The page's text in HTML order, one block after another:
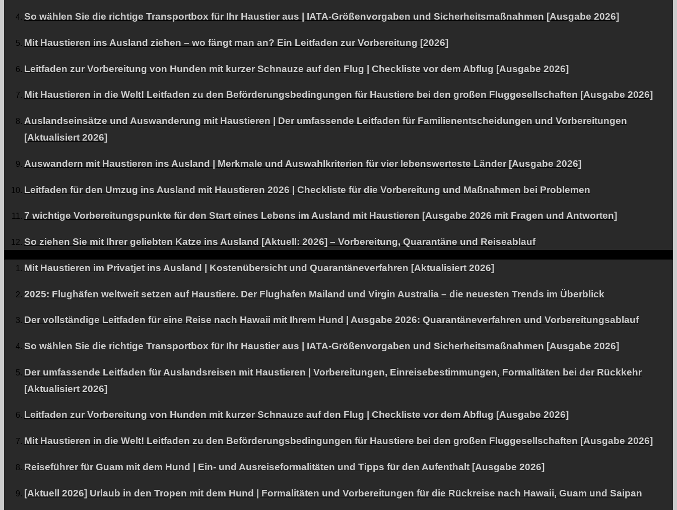
So wählen Sie die richtige Transportbox für Ihr Haustier aus | IATA-Größenvorgaben und Sicherheitsmaßnahmen [Ausgabe 2026]
Mit Haustieren ins Ausland ziehen – wo fängt man an? Ein Leitfaden zur Vorbereitung [2026]
Leitfaden zur Vorbereitung von Hunden mit kurzer Schnauze auf den Flug | Checkliste vor dem Abflug [Ausgabe 2026]
Mit Haustieren in die Welt! Leitfaden zu den Beförderungsbedingungen für Haustiere bei den großen Fluggesellschaften [Ausgabe 2026]
Auslandseinsätze und Auswanderung mit Haustieren | Der umfassende Leitfaden für Familienentscheidungen und Vorbereitungen
[Aktualisiert 2026]
Auswandern mit Haustieren ins Ausland | Merkmale und Auswahlkriterien für vier lebenswerteste Länder [Ausgabe 2026]
Leitfaden für den Umzug ins Ausland mit Haustieren 2026 | Checkliste für die Vorbereitung und Maßnahmen bei Problemen
7 wichtige Vorbereitungspunkte für den Start eines Lebens im Ausland mit Haustieren [Ausgabe 2026 mit Fragen und Antworten]
So ziehen Sie mit Ihrer geliebten Katze ins Ausland [Aktuell: 2026] – Vorbereitung, Quarantäne und Reiseablauf
Mit Haustieren im Privatjet ins Ausland | Kostenübersicht und Quarantäneverfahren [Aktualisiert 2026]
2025: Flughäfen weltweit setzen auf Haustiere. Der Flughafen Mailand und Virgin Australia – die neuesten Trends im Überblick
Der vollständige Leitfaden für eine Reise nach Hawaii mit Ihrem Hund | Ausgabe 2026: Quarantäneverfahren und Vorbereitungsablauf
So wählen Sie die richtige Transportbox für Ihr Haustier aus | IATA-Größenvorgaben und Sicherheitsmaßnahmen [Ausgabe 2026]
Der umfassende Leitfaden für Auslandsreisen mit Haustieren | Vorbereitungen, Einreisebestimmungen, Formalitäten bei der Rückkehr
[Aktualisiert 2026]
Leitfaden zur Vorbereitung von Hunden mit kurzer Schnauze auf den Flug | Checkliste vor dem Abflug [Ausgabe 2026]
Mit Haustieren in die Welt! Leitfaden zu den Beförderungsbedingungen für Haustiere bei den großen Fluggesellschaften [Ausgabe 2026]
Reiseführer für Guam mit dem Hund | Ein- und Ausreiseformalitäten und Tipps für den Aufenthalt [Ausgabe 2026]
[Aktuell 2026] Urlaub in den Tropen mit dem Hund | Formalitäten und Vorbereitungen für die Rückreise nach Hawaii, Guam und Saipan